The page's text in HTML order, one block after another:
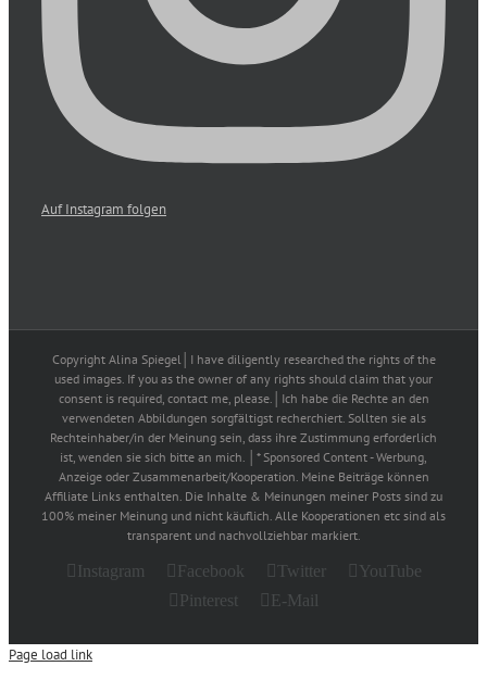
Auf Instagram folgen
Copyright Alina Spiegel│I have diligently researched the rights of the
used images. If you as the owner of any rights should claim that your
consent is required, contact me, please.│Ich habe die Rechte an den
verwendeten Abbildungen sorgfältigst recherchiert. Sollten sie als
Rechteinhaber/in der Meinung sein, dass ihre Zustimmung erforderlich
ist, wenden sie sich bitte an mich. │* Sponsored Content - Werbung,
Anzeige oder Zusammenarbeit/Kooperation. Meine Beiträge können
Affiliate Links enthalten. Die Inhalte & Meinungen meiner Posts sind zu
100% meiner Meinung und nicht käuflich. Alle Kooperationen etc sind als
transparent und nachvollziehbar markiert.
Instagram Facebook Twitter
YouTube
Pinterest
E-Mail
Page load link